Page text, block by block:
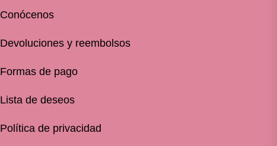
Conócenos
Devoluciones y reembolsos
Formas de pago
Lista de deseos
Política de privacidad